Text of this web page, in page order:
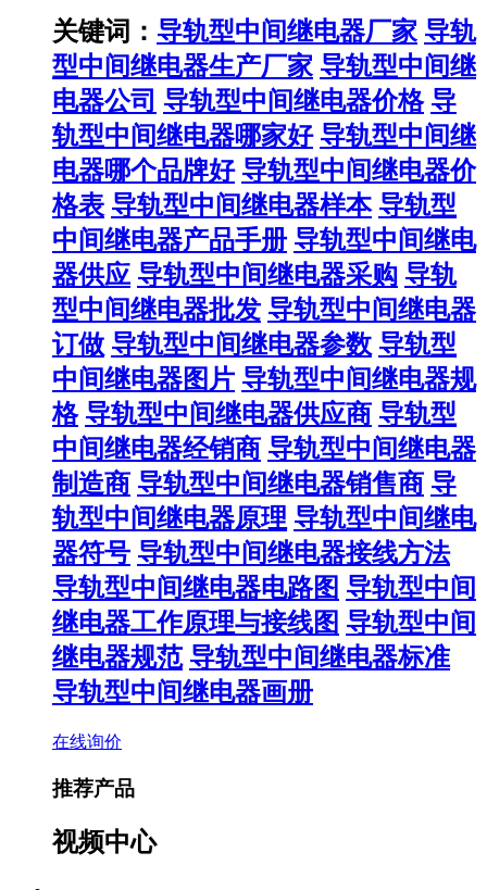
关键词： 导轨型中间继电器厂家 导轨
型中间继电器生产厂家 导轨型中间继
电器公司 导轨型中间继电器价格 导
轨型中间继电器哪家好 导轨型中间继
电器哪个品牌好 导轨型中间继电器价
格表 导轨型中间继电器样本 导轨型
中间继电器产品手册 导轨型中间继电
器供应 导轨型中间继电器采购 导轨
型中间继电器批发 导轨型中间继电器
订做 导轨型中间继电器参数 导轨型
中间继电器图片 导轨型中间继电器规
格 导轨型中间继电器供应商 导轨型
中间继电器经销商 导轨型中间继电器
制造商 导轨型中间继电器销售商 导
轨型中间继电器原理 导轨型中间继电
器符号 导轨型中间继电器接线方法
导轨型中间继电器电路图 导轨型中间
继电器工作原理与接线图 导轨型中间
继电器规范 导轨型中间继电器标准
导轨型中间继电器画册
在线询价
推荐产品
视频中心